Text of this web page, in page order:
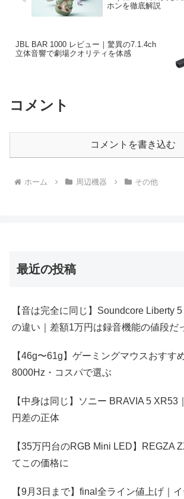
ホンを徹底解説
JBL BAR 1000 レビュー｜驚異の7.1.4ch
立体音響で劇場クオリティを体感
コメント
コメントを書き込む
ホーム 周辺機器 その他
最近の投稿
【音は完全に同じ】Soundcore Liberty
の違い｜差額1万円は録音機能の値段だ
【46g〜61g】ゲーミングマウスおすす
8000Hz・コスパで選ぶ
【中身は同じ】ソニー BRAVIA 5 XR53
円差の正体
【35万円台のRGB Mini LED】REGZA
てこの価格に
【9月3日まで】final全ライン値上げ｜